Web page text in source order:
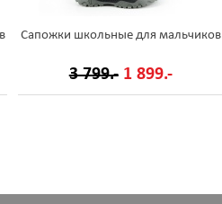
Сапожки школьные для мальчиков
3 799.- 1 899.-